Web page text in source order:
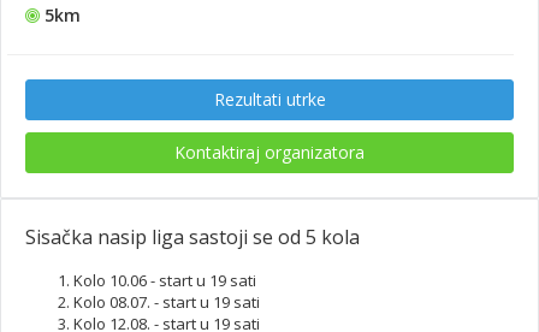
5km
Rezultati utrke
Kontaktiraj organizatora
Sisačka nasip liga sastoji se od 5 kola
Kolo 10.06 - start u 19 sati
Kolo 08.07. - start u 19 sati
Kolo 12.08. - start u 19 sati